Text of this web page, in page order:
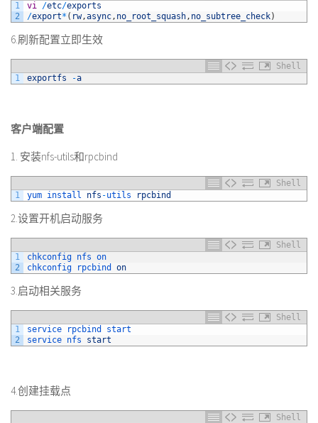
1
2
vi /etc/exports
/export* ( rw,async, no_root_squash, no_subtree_check)
6.刷新配置立即生效
Shell
1
exportfs -a
客户端配置
1. 安装nfs-utils和rpcbind
Shell
1
yum install nfs -utils rpcbind
2.设置开机启动服务
Shell
1
2
chkconfig nfs on
chkconfig
rpcbind on
3.启动相关服务
Shell
1
2
service rpcbind start
service nfs start
4.创建挂载点
Shell